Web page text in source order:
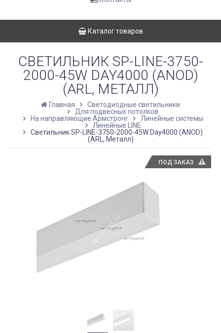
Каталог товаров
СВЕТИЛЬНИК SP-LINE-3750-
2000-45W DAY4000 (ANOD)
(ARL, МЕТАЛЛ)
Главная
Светодиодные светильники
Для подвесных потолков
На направляющие Армстронг
Линейные системы
Линейные LINE
Светильник SP-LINE-3750-2000-45W Day4000 (ANOD)
(ARL, Металл)
ПОД ЗАКАЗ